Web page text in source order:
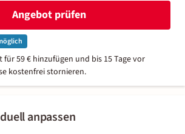
anpassen
Angebot prüfen
für 59 € hinzufügen und bis 15 Tage vor
kostenfrei stornieren.